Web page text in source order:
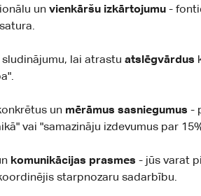
un vienkāršu izkārtojumu -
lai atrastu atslēgvārdus
un mērāmus sasniegumus -
vai "samazināju izdevumus par
komunikācijas prasmes - jūs varat
starpnozaru sadarbību.